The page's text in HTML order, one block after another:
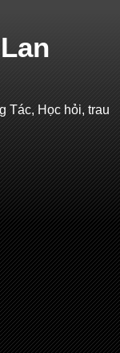
Tác, Học hỏi, trau